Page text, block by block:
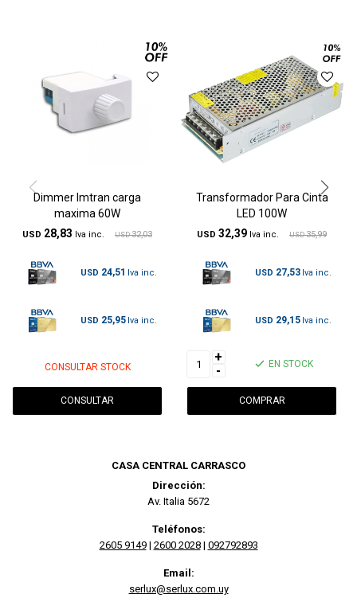
Dimmer Imtran carga
maxima 60W
USD 28,83 USD 32,03
USD 24,51
USD 25,95
CONSULTAR STOCK
CONSULTAR
Transformador Para Cinta
LED 100W
USD 32,39 USD 35,99
USD 27,53
USD 29,15
+
-
EN STOCK
CASA CENTRAL CARRASCO
Dirección:
Av. Italia 5672
Teléfonos:
2605 9149| 2600 2028| 092792893
Email:
serlux@serlux.com.uy